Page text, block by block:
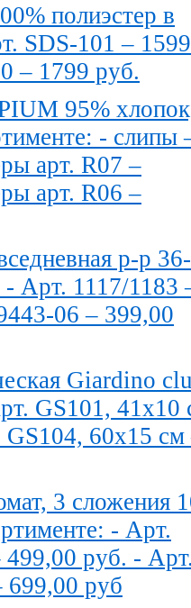
полиэстер в
SDS-101 – 1599
– 1799 руб.
95%
- слипы
арт. R07 –
арт. R06 –
р-р 36-
- Арт. 1117/1183
06 – 399,00
Giardino
GS101, 41х10
GS104, 60х15 см
3 сложения
- Арт.
руб. -
руб